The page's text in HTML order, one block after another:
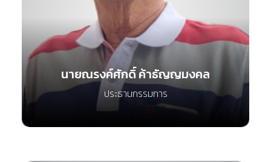
นายณรงค์ศักดิ์ ค้าธัญญมงคล
ประธานกรรมการ